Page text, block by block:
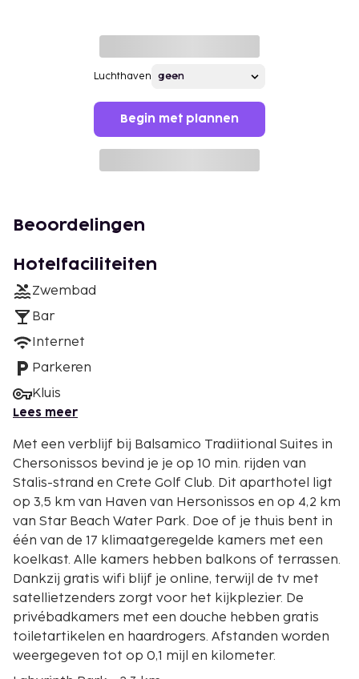
Luchthaven
Begin met plannen
Beoordelingen
Hotelfaciliteiten
Zwembad
Bar
Internet
Parkeren
Kluis
Lees meer
Met een verblijf bij Balsamico Tradiitional Suites in
Chersonissos bevind je je op 10 min. rijden van
Stalis-strand en Crete Golf Club. Dit aparthotel ligt
op 3,5 km van Haven van Hersonissos en op 4,2 km
van Star Beach Water Park. Doe of je thuis bent in
één van de 17 klimaatgeregelde kamers met een
koelkast. Alle kamers hebben balkons of terrassen.
Dankzij gratis wifi blijf je online, terwijl de tv met
satellietzenders zorgt voor het kijkplezier. De
privébadkamers met een douche hebben gratis
toiletartikelen en haardrogers. Afstanden worden
weergegeven tot op 0,1 mijl en kilometer.